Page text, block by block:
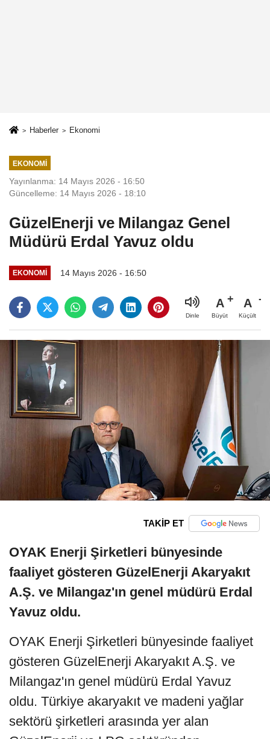
Haberler Ekonomi
EKONOMI
Yayınlanma: 14 Mayıs 2026 - 16:50
Güncelleme: 14 Mayıs 2026 - 18:10
GüzelEnerji ve Milangaz Genel
Müdürü Erdal Yavuz oldu
EKONOMI 14 Mayıs 2026 - 16:50
Dinle
A
Büyüt
A
Küçült
TAKİP ET
OYAK Enerji Şirketleri bünyesinde
faaliyet gösteren GüzelEnerji Akaryakıt
A.Ş. ve Milangaz'ın genel müdürü Erdal
Yavuz oldu.
OYAK Enerji Şirketleri bünyesinde faaliyet
gösteren GüzelEnerji Akaryakıt A.Ş. ve
Milangaz'ın genel müdürü Erdal Yavuz
oldu. Türkiye akaryakıt ve madeni yağlar
sektörü şirketleri arasında yer alan